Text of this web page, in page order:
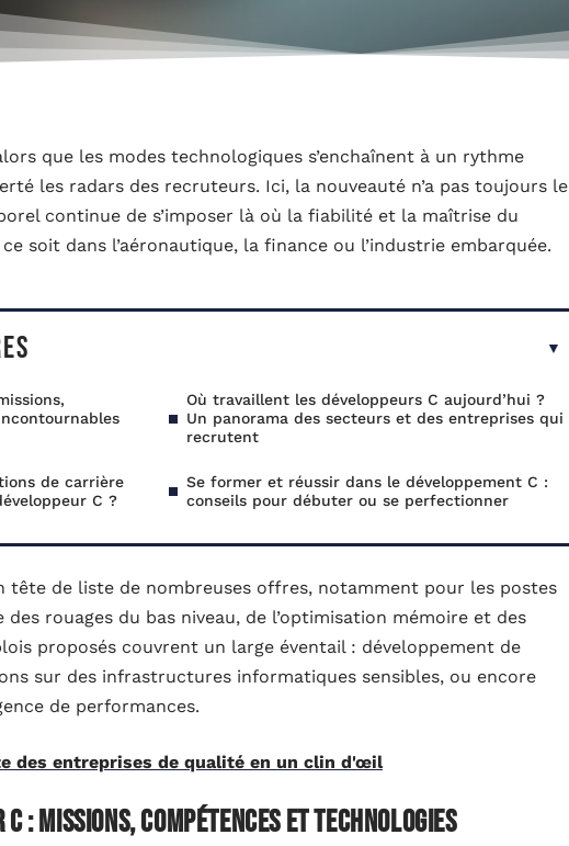
que les modes technologiques s’enchaînent à un rythme
les radars des recruteurs. Ici, la nouveauté n’a pas toujours le
continue de s’imposer là où la fiabilité et la maîtrise du
soit dans l’aéronautique, la finance ou l’industrie embarquée.
Où travaillent les développeurs C aujourd’hui ?
Un panorama des secteurs et des entreprises qui
recrutent
de carrière
C ?
Se former et réussir dans le développement C :
conseils pour débuter ou se perfectionner
tête de liste de nombreuses offres, notamment pour les postes
rouages du bas niveau, de l’optimisation mémoire et des
proposés couvrent un large éventail : développement de
sur des infrastructures informatiques sensibles, ou encore
de performances.
des entreprises de qualité en un clin d'œil
: missions, compétences et technologies